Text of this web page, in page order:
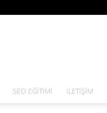
SEO EĞITIMI İLETIŞIM